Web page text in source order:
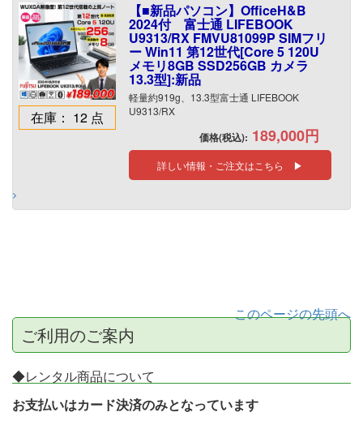
在庫： 12 点
【■新品パソコン】OfficeH&B
2024付 富士通 LIFEBOOK
U9313/RX FMVU81099P SIMフリ
ー Win11 第12世代[Core 5 120U
メモリ8GB SSD256GB カメラ
13.3型]:新品
軽量約919g、13.3型富士通 LIFEBOOK
U9313/RX
価格(税込): 189,000円
詳しい情報・ご注文はこちら ▶
このページの先頭へ
ご利用のご案内
◆レンタル商品について
お支払いはカード決済のみとなっています